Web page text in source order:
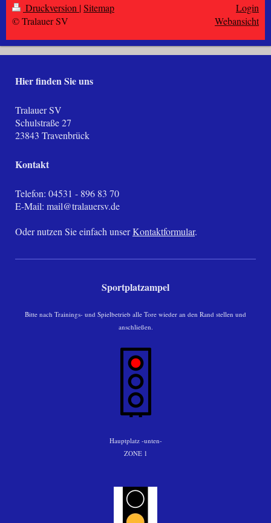
Druckversion |Sitemap
© Tralauer SV
Login
Webansicht
Hier finden Sie uns
Tralauer SV
Schulstraße27
23843 Travenbrück
Kontakt
Telefon: 04531 - 896 83 70
E-Mail: mail@tralauersv.de
Oder nutzen Sie einfach unserKontaktformular.
Sportplatzampel
Bitte nach Trainings- und Spielbetrieb alle Tore wieder an den Rand stellen und
anschließen.
Hauptplatz -unten-
ZONE 1